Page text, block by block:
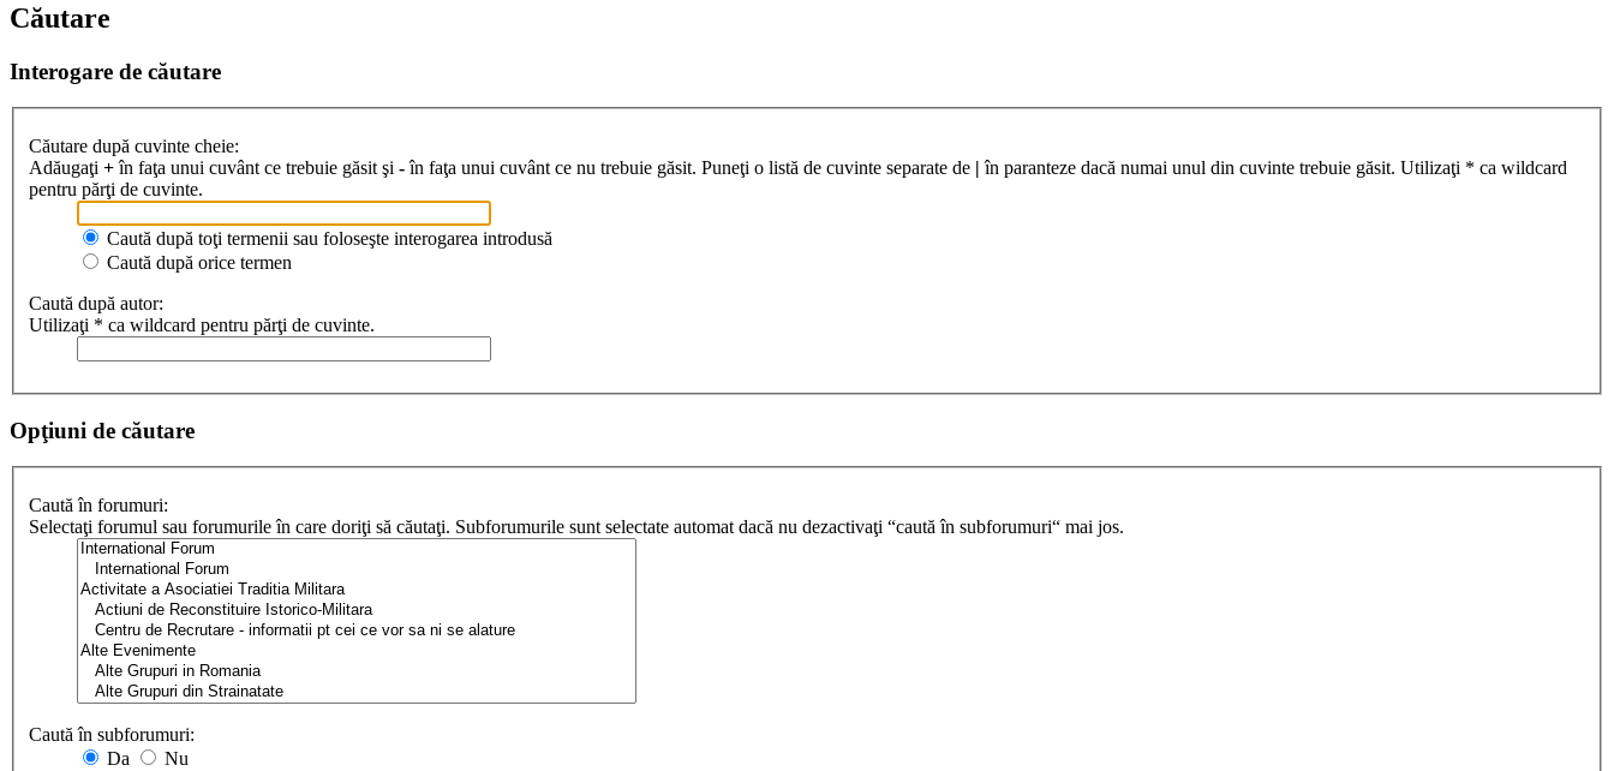
Căutare
Interogare de căutare
Căutare după cuvinte cheie:
Adăugaţi +în faţa unui cuvânt ce trebuie găsit şi -în faţa unui cuvânt ce nu trebuie găsit. Puneţi o listă de cuvinte separate de | în paranteze dacă numai unul din cuvinte trebuie găsit. Utilizaţi * ca wildcard
pentru părţi de cuvinte.
Caută după toţi termenii sau foloseşte interogarea introdusă
Caută după orice termen
Caută după autor:
Utilizaţi * ca wildcard pentru părţi de cuvinte.
Opţiuni de căutare
Caută în forumuri:
Selectaţi forumul sau forumurile în care doriţi să căutaţi. Subforumurile sunt selectate automat dacă nu dezactivaţi “caută în subforumuri“ mai jos.
Caută în subforumuri:
Da
Nu